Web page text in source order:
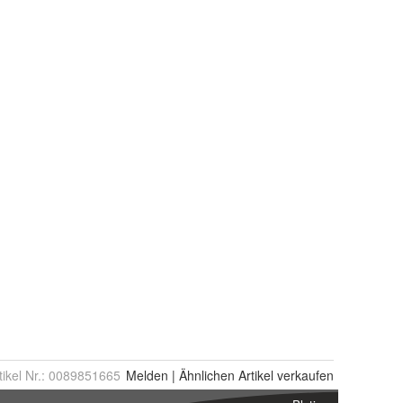
Nr.: 0089851665 Melden | Ähnlichen Artikel verkaufen